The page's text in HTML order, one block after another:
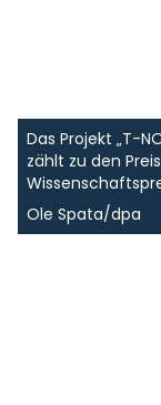
Das Projekt „T-
zählt zu den
Ole Spata/dpa